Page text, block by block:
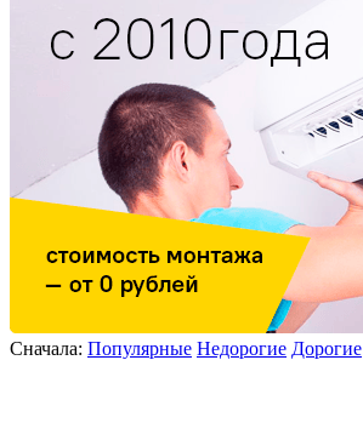
Сначала: Популярные Недорогие Дорогие